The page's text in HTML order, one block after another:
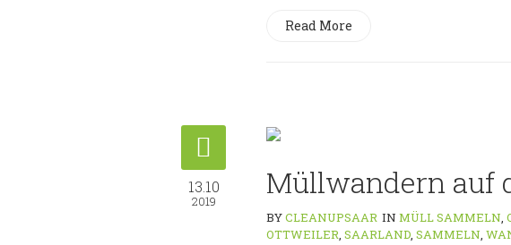
Read More
13.10
2019 Müllwandern auf
BYCLEANUPSAAR IN MÜLL SAMMELN,
OTTWEILER, SAARLAND, SAMMELN,